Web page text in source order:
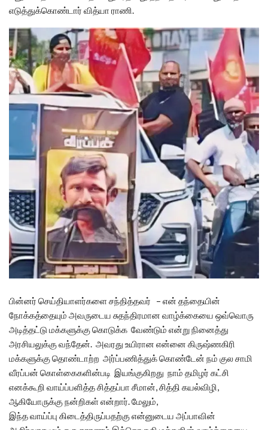
எடுத்துக்கொண்டார் வித்யா ராணி.
பின்னர் செய்தியாளர்களை சந்தித்தவர் – என் தந்தையின்
நோக்கத்தையும் அவருடைய சுதந்திரமான வாழ்க்கையை ஒவ்வொரு
அடித்தட்டு மக்களுக்கு கொடுக்க வேண்டும் என்று நினைத்து
அரசியலுக்கு வந்தேன். அவரது உயிரான என்னை கிருஷ்ணகிரி
மக்களுக்கு தொண்டாற்ற அர்ப்பணித்துக் கொண்டேன் நம் குல சாமி
வீரப்பன் கொள்கைகளின்படி இயங்குகிறது நாம் தமிழர் கட்சி
எனக்கூறி வாய்ப்பளித்த சித்தப்பா சீமான், சித்தி கயல்விழி,
ஆகியோருக்கு நன்றிகள் என்றார். மேலும்,
இந்த வாய்ப்பு கிடைத்திருப்பதற்கு என்னுடைய அப்பாவின்